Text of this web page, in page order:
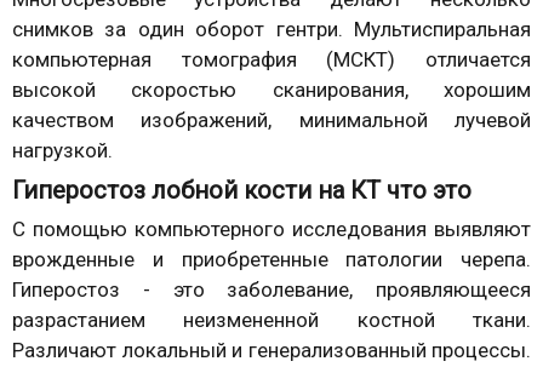
снимков за один оборот гентри. Мультиспиральная
компьютерная томография (МСКТ) отличается
высокой скоростью сканирования, хорошим
качеством изображений, минимальной лучевой
нагрузкой.
Гиперостоз лобной кости на КТ что это
С помощью компьютерного исследования выявляют
врожденные и приобретенные патологии черепа.
Гиперостоз - это заболевание, проявляющееся
разрастанием неизмененной костной ткани.
Различают локальный и генерализованный процессы.